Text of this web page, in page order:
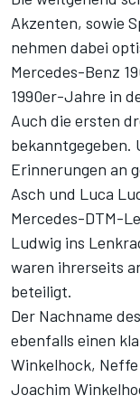
Akzenten, sowie
nehmen dabei
Mercedes-Benz
1990er-Jahre in
Auch die ersten
bekanntgegeben.
Erinnerungen an
Asch und Luca
Mercedes-DTM-
Ludwig ins
waren ihrerseits
beteiligt.
Der Nachname
ebenfalls einen
Winkelhock,
Joachim